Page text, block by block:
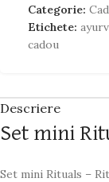
Categorie:
Etichete:
cadou
Descriere
Set mini
Set mini Rituals –